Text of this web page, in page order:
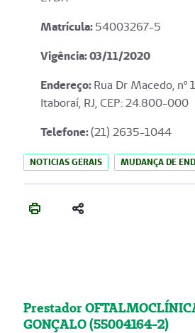
Matrícula:54003267-5
Vigência: 03/11/2020
Endereço:Rua Dr Macedo, nº
Itaboraí, RJ, CEP: 24.800-000
Telefone:(21) 2635-1044
NOTICIAS GERAIS MUDANÇA DE
Prestador
GONÇALO (55004164-2)